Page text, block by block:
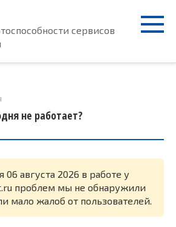
сервисов
не работает?
06 августа 2026 в работе у
проблем мы не обнаружили
мало жалоб от пользователей.